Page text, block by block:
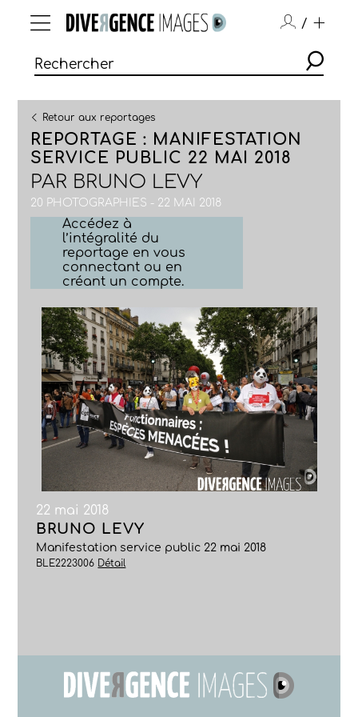
/
Retour aux reportages
REPORTAGE : MANIFESTATION
SERVICE PUBLIC 22 MAI 2018
PAR BRUNO LEVY
20 PHOTOGRAPHIES - 22 MAI 2018
Accédez à
l’intégralité du
reportage en vous
connectant ou en
créant un compte.
22 mai 2018
BRUNO LEVY
Manifestation service public 22 mai 2018
BLE2223006 Détail